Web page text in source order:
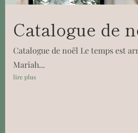
Catalogue de
Catalogue de noël Le temps est
Mariah...
lire plus